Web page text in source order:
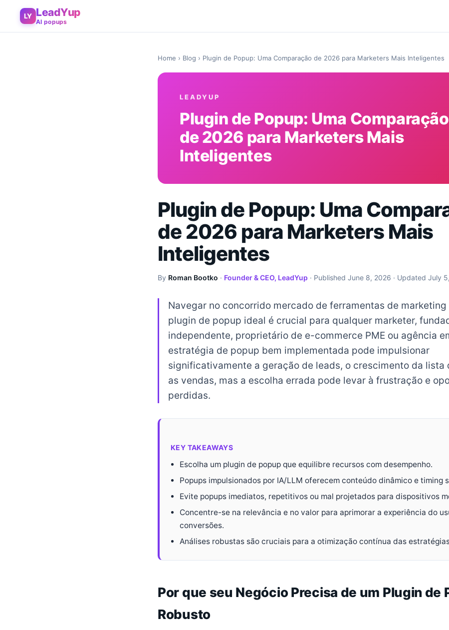
LY LeadYup
AI popups
Home › Blog › Plugin de Popup: Uma Comparação de 2026 para Marketers Mais Inteligentes
LEADYUP
Plugin de Popup: Uma Comparação
de 2026 para Marketers Mais
Inteligentes
Plugin de Popup: Uma
de 2026 para Marketers Mais
Inteligentes
By Roman Bootko · Founder & CEO, LeadYup · Published June 8, 2026 · Updated July
Navegar no concorrido mercado de ferramentas de marketing
plugin de popup ideal é crucial para qualquer marketer,
independente, proprietário de e-commerce PME ou agência
estratégia de popup bem implementada pode impulsionar
significativamente a geração de leads, o crescimento da lista
as vendas, mas a escolha errada pode levar à frustração e
perdidas.
KEY TAKEAWAYS
Escolha um plugin de popup que equilibre recursos com desempenho.
Popups impulsionados por IA/LLM oferecem conteúdo dinâmico e timing
Evite popups imediatos, repetitivos ou mal projetados para dispositivos
Concentre-se na relevância e no valor para aprimorar a experiência do
conversões.
Análises robustas são cruciais para a otimização contínua das
Por que seu Negócio Precisa de um Plugin de
Robusto